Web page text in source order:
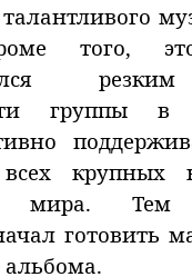
того,
группы в
крупных
мира. Тем
готовить